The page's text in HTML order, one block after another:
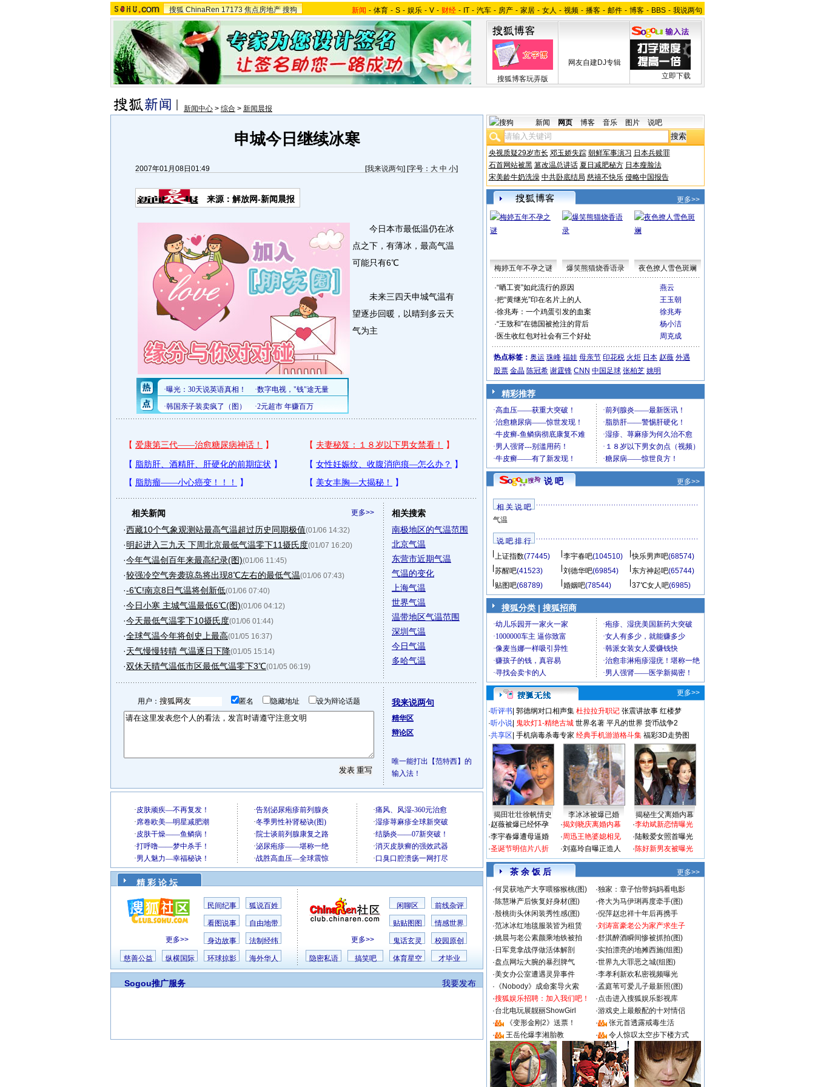
搜狐 ChinaRen 17173 焦点房地产 搜狗 新闻 - 体育 - S - 娱乐 - V - 财经 - IT - 汽车 - 房产 - 家居 - 女人 - 视频 - 播客 - 邮件 - 博客 - BBS - 我说两句
搜狐博客玩弄版
网友自建DJ专辑
立即下载
新闻中心 > 综合 > 新闻晨报
申城今日继续冰寒
2007年01月08日01:49 [我来说两句] [字号： 大 中 小]
来源：解放网-新闻晨报
今日本市最低温仍在冰
点之下，有薄冰，最高气温
可能只有6℃
未来三四天申城气温有
望逐步回暖，以晴到多云天
气为主
更多>>
相关新闻
·西藏10个气象观测站最高气温超过历史同期极值(01/06 14:32)
·明起进入三九天 下周北京最低气温零下11摄氏度(01/07 16:20)
·今年气温创百年来最高纪录(图)(01/06 11:45)
·较强冷空气奔袭琼岛将出现8℃左右的最低气温(01/06 07:43)
·-6℃!南京8日气温将创新低(01/06 07:40)
·今日小寒 主城气温最低6℃(图)(01/06 04:12)
·今天最低气温零下10摄氏度(01/06 01:44)
·全球气温今年将创史上最高(01/05 16:37)
·天气慢慢转晴 气温逐日下降(01/05 15:14)
·双休天晴气温低市区最低气温零下3℃(01/05 06:19)
相关搜索
南极地区的气温范围
北京气温
东营市近期气温
气温的变化
上海气温
世界气温
温带地区气温范围
深圳气温
今日气温
多哈气温
用户： 匿名 隐藏地址 设为辩论话题 我来说两句
精华区
辩论区
唯一能打出【范特西】的
输入法！
精 彩 论 坛
更多>>
民间纪事 狐说百姓
看图说事 自由地带
身边故事 法制经纬
慈善公益 纵横国际 环球掠影 海外华人
更多>>
闲聊区 前线杂评
贴贴图图 情感世界
鬼话玄灵 校园原创
隐密私语 搞笑吧 体育星空 才毕业
我要发布
Sogou推广服务
新闻 网页 博客 音乐 图片 说吧
央视质疑29岁市长 邓玉娇失踪 朝鲜军事演习 日本兵赎罪
石首网站被黑 篡改温总讲话 夏日减肥秘方 日本瘦脸法
宋美龄牛奶洗澡 中共卧底结局 慈禧不快乐 侵略中国报告
更多>>
梅婷五年不孕之谜 爆笑熊猫烧香语录 夜色撩人雪色斑斓
·“晒工资”如此流行的原因
燕云
·把“黄继光”印在名片上的人
王玉朝
·徐兆寿：一个鸡蛋引发的血案
徐兆寿
·“王致和”在德国被抢注的背后
杨小洁
· 医生收红包对社会有三个好处 周克成
热点标签： 奥运 珠峰 福娃 母亲节 印花税 火炬 日本 赵薇 外遇
股票 金晶 陈冠希 谢霆锋 CNN 中国足球 张柏芝 姚明
精彩推荐
说 吧 更多>>
相 关 说 吧
气温
说 吧 排 行
上证指数(77445) 李宇春吧(104510) 快乐男声吧(68574)
苏醒吧(41523) 刘德华吧(69854) 东方神起吧(65744)
贴图吧(68789) 婚姻吧(78544) 37℃女人吧(6985)
搜狐分类 | 搜狐招商
更多>>
·听评书 郭德纲对口相声集 杜拉拉升职记 张震讲故事 红楼梦
·听小说 鬼吹灯1-精绝古城 世界名著 平凡的世界 货币战争2
·共享区 手机病毒杀毒专家 经典手机游游格斗集 福彩3D走势图
揭田壮壮徐帆情史 李冰冰被爆已婚
揭秘生父离婚内幕
·赵薇被爆已经怀孕
·李宇春爆遭母逼婚
·圣诞节明信片八折
·揭刘晓庆离婚内幕
·周迅王艳婆媳相见
·刘嘉玲自曝正造人
·李幼斌新恋情曝光
·陆毅爱女照首曝光
·陈好新男友被曝光
茶 余 饭 后
更多>>
·何炅获地产大亨喂猕猴桃(图) ·独家：章子怡带妈妈看电影
·陈慧琳产后恢复好身材(图) ·佟大为马伊琍再度牵手(图)
·殷桃街头休闲装秀性感(图) ·倪萍赵忠祥十年后再携手
·范冰冰红地毯服装皆为租赁 ·刘涛富豪老公为家产求生子
·姚晨与老公素颜乘地铁被拍 ·舒淇醉酒瞬间惨被抓拍(图)
· 日军竟拿战俘做活体解剖 ·实拍漂亮的地摊西施(组图)
·盘点网坛大腕的暴烈脾气 ·世界九大罪恶之城(组图)
·美女办公室遭遇灵异事件 ·李孝利新欢私密视频曝光
· 《Nobody》成命案导火索 ·孟庭苇可爱儿子最新照(图)
·搜狐娱乐招聘：加入我们吧！ ·点击进入搜狐娱乐影视库
·台北电玩展靓丽ShowGirl ·游戏史上最般配的十对情侣
·
《变形金刚2》送票！ ·
张元首透露戒毒生活
·
王岳伦爆李湘胎教 · 令人惊叹太空步下楼方式